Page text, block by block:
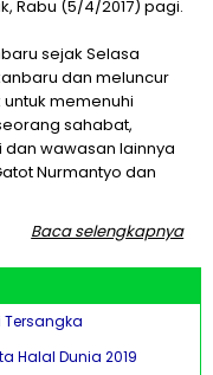
Rabu (5/4/2017) pagi.
sejak Selasa
dan meluncur
untuk memenuhi
sahabat,
wawasan lainnya
Nurmantyo dan
Baca selengkapnya
Tersangka
Halal Dunia 2019